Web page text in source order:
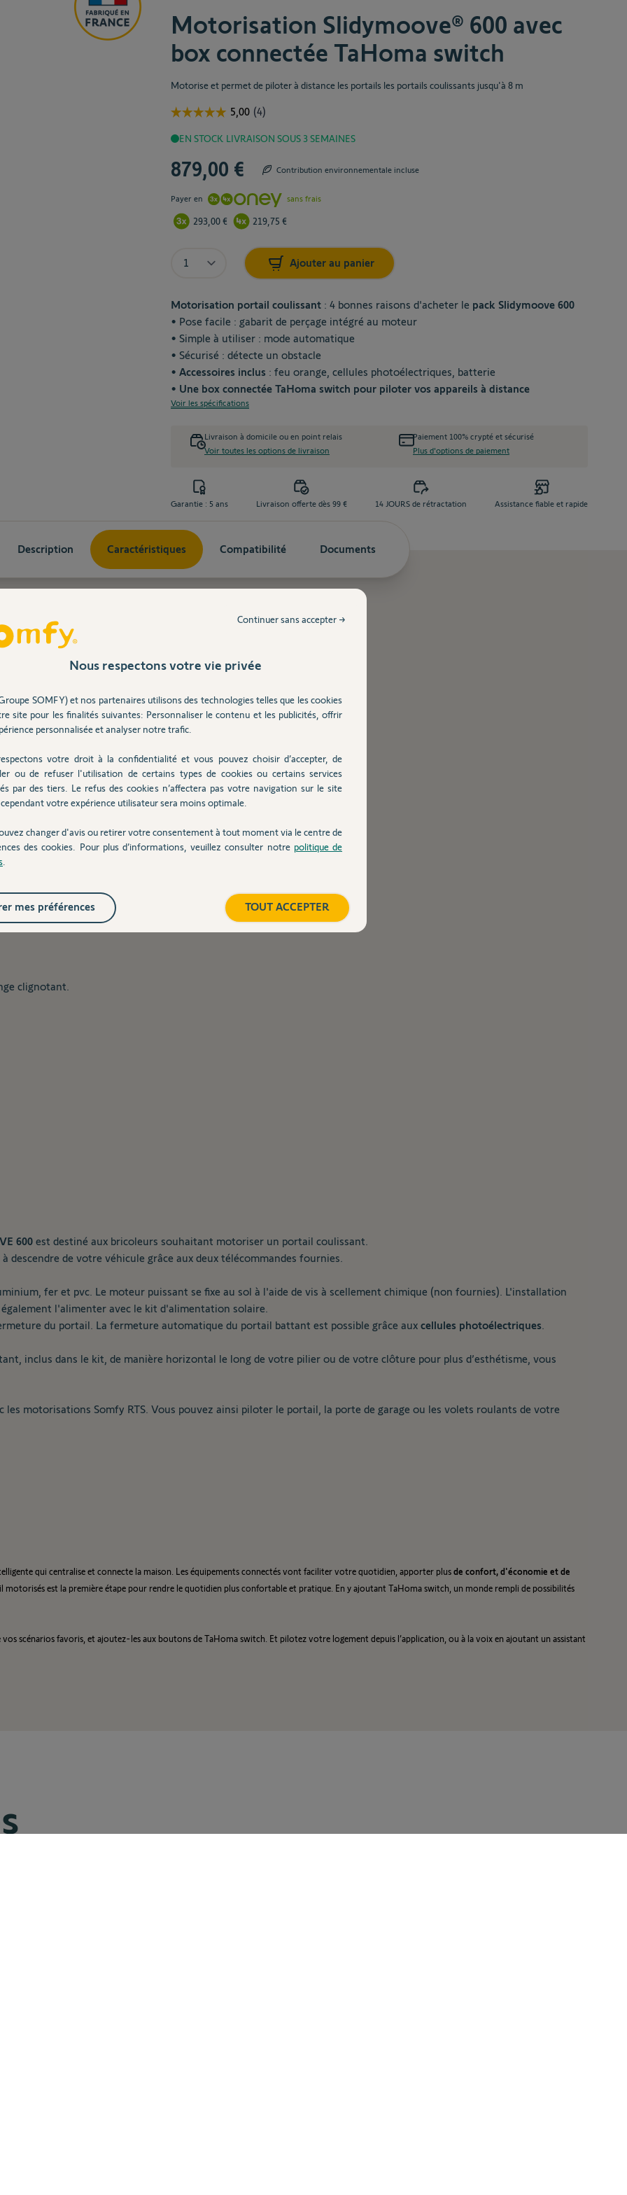
Motorisation Slidymoove® 600 avec
box connectée TaHoma switch
Motorise et permet de piloter à distance les portails les portails coulissants jusqu'à 8 m
EN STOCK LIVRAISON SOUS 3 SEMAINES
The price depends on the chosen options
879,00 € Contribution environnementale incluse
Payer en sans frais
293,00 € 219,75 €
Ajouter au panier
TaHoma® switch - la box domotique pour piloter votre
logement connecté
Quantité
Motorisation portail coulissant : 4 bonnes raisons d'acheter le pack Slidymoove 600
• Pose facile : gabarit de perçage intégré au moteur
• Simple à utiliser : mode automatique
• Sécurisé : détecte un obstacle
• Accessoires inclus : feu orange, cellules photoélectriques, batterie
• Une box connectée TaHoma switch pour piloter vos appareils à distance
Voir les spécifications
Livraison à domicile ou en point relais
Voir toutes les options de livraison
Paiement 100% crypté et sécurisé
Plus d'options de paiement
Garantie : 5 ans Livraison offerte dès 99 € 14 JOURS de rétractation Assistance fiable et rapide
Description Caractéristiques Compatibilité Documents
à la bonne hauteur.
et
vidéo
3D pour être guidé pas à pas.
2
veille réduite
clignotant.
600 est destiné aux bricoleurs souhaitant motoriser un portail coulissant.
de votre véhicule grâce aux deux télécommandes fournies.
fer et pvc. Le moteur puissant se fixe au sol à l'aide de vis à scellement chimique (non fournies). L'installation
l'alimenter avec le kit d'alimentation solaire
du portail. La fermeture automatique du portail battant est possible grâce aux cellules photoélectriques
inclus dans le kit, de manière horizontal le long de votre pilier ou de votre clôture pour plus d’esthétisme, vous
les motorisations Somfy RTS. Vous pouvez ainsi piloter le portail, la porte de garage ou les volets roulants de votre
qui centralise et connecte la maison. Les équipements connectés vont faciliter votre quotidien, apporter plus de confort, d'économie et de
motorisés est la première étape pour rendre le quotidien plus confortable et pratique. En y ajoutant TaHoma switch, un monde rempli de possibilités
scénarios favoris, et ajoutez-les aux boutons de TaHoma switch. Et pilotez votre logement depuis l’application, ou à la voix en ajoutant un assistant
Nous respectons votre vie privée
SOMFY) et nos partenaires utilisons des technologies telles que les cookies
site pour les finalités suivantes: Personnaliser le contenu et les publicités, offrir
personnalisée et analyser notre trafic.
votre droit à la confidentialité et vous pouvez choisir d’accepter, de
ou de refuser l'utilisation de certains types de cookies ou certains services
par des tiers. Le refus des cookies n’affectera pas votre navigation sur le site
votre expérience utilisateur sera moins optimale.
changer d'avis ou retirer votre consentement à tout moment via le centre de
des cookies. Pour plus d’informations, veuillez consulter notre politique de
Continuer sans accepter →
TOUT ACCEPTER
mes préférences